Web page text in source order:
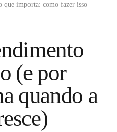
que importa: como fazer isso
(e por
quando a